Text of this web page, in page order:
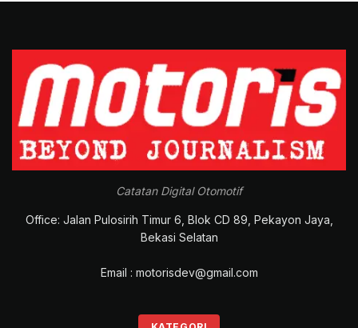
Catatan Digital Otomotif
Office: Jalan Pulosirih Timur 6, Blok CD 89, Pekayon Jaya,
Bekasi Selatan
Email : motorisdev@gmail.com